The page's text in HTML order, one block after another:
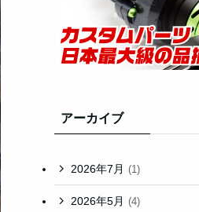
アーカイブ
2026年7月 (1)
2026年5月 (4)